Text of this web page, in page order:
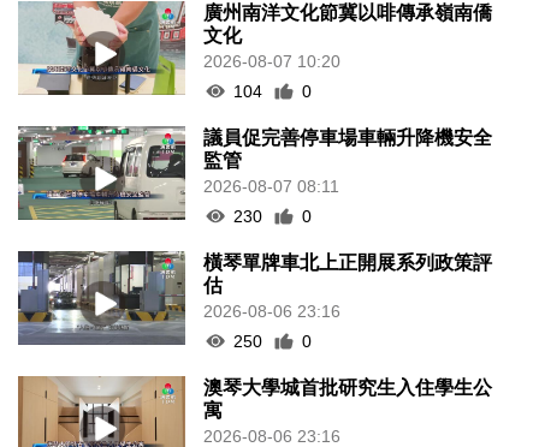
廣州南洋文化節冀以啡傳承嶺南僑
文化
2026-08-07 10:20
104
0
議員促完善停車場車輛升降機安全
監管
2026-08-07 08:11
230
0
橫琴單牌車北上正開展系列政策評
估
2026-08-06 23:16
250
0
澳琴大學城首批研究生入住學生公
寓
2026-08-06 23:16